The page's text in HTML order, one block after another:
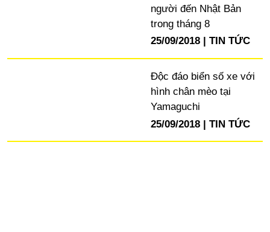
người đến Nhật Bản
trong tháng 8
25/09/2018
TIN TỨC
Độc đáo biển số xe với
hình chân mèo tại
Yamaguchi
25/09/2018
TIN TỨC